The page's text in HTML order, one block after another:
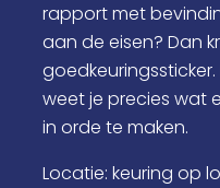
rapport met
aan de eisen? Dan
weet je precies wat
in orde te maken.
Locatie: keuring op